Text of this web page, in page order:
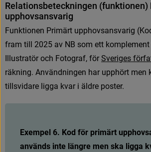
Re ationsbeteckningen (funktionen)
upphovsansvarig
Funktionen Primärt upphovsansvarig (Ko
fram till 2025 av NB som ett komplement
Illustratör och Fotograf, för Sveriges förfa
räkning. Användningen har upphört men
tillsvidare ligga kvar i äldre poster.
Exempel 6. Kod för primärt
används inte längre men ska ligga